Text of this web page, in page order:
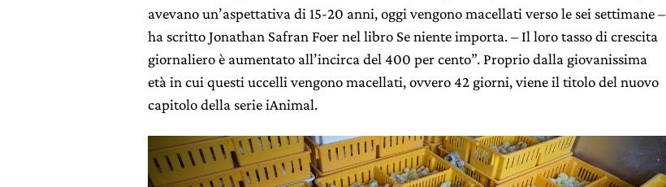
avevano un’aspettativa di 15-20 anni, oggi vengono macellati verso le sei settimane –
ha scritto Jonathan Safran Foer nel libro Se niente importa. – Il loro tasso di crescita
giornaliero è aumentato all’incirca del 400 per cento”. Proprio dalla giovanissima
età in cui questi uccelli vengono macellati, ovvero 42 giorni, viene il titolo del nuovo
capitolo della serie iAnimal.